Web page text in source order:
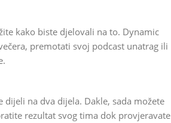
kako biste djelovali na to. Dynamic
premotati svoj podcast unatrag ili
na dva dijela. Dakle, sada možete
rezultat svog tima dok provjeravate